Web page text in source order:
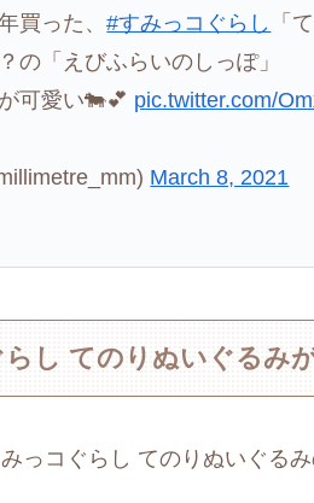
買った、#すみっコぐらし
「
の「えびふらいのしっぽ」
可愛い🐄💕 pic.twitter.com/
March 8, 2021
し てのりぬいぐるみ
っコぐらし てのりぬいぐる